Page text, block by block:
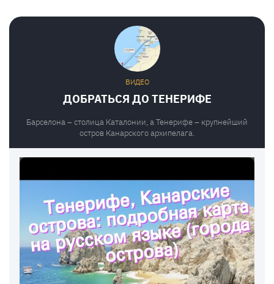
ВИДЕО
ДОБРАТЬСЯ ДО ТЕНЕРИФЕ
Барселона – столица Каталонии, а Тенерифе – крупнейший
остров Канарского архипелага.